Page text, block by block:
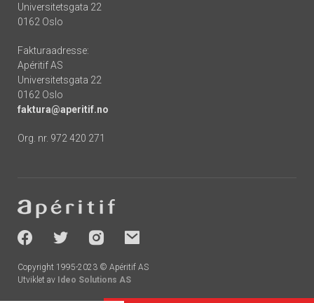
Universitetsgata 22
0162 Oslo
Fakturaadresse:
Apéritif AS
Universitetsgata 22
0162 Oslo
faktura@aperitif.no
Org. nr. 972 420 271
-
socials
Copyright 1995-2023 © Apéritif AS
Utviklet av Ideo Solutions AS